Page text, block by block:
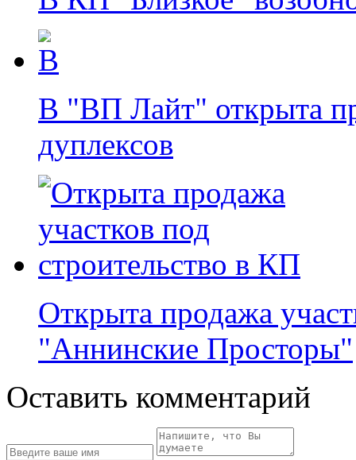
В "ВП Лайт" открыта
дуплексов
Открыта продажа
"Аннинские Просторы"
Оставить комментарий